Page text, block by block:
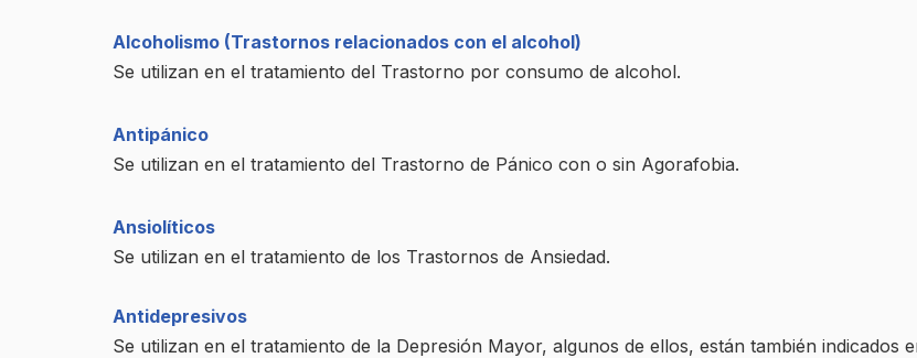
Alcoholismo (Trastornos relacionados con el alcohol)
Se utilizan en el tratamiento del Trastorno por consumo de alcohol.
Antipánico
Se utilizan en el tratamiento del Trastorno de Pánico con o sin Agorafobia.
Ansiolíticos
Se utilizan en el tratamiento de los Trastornos de Ansiedad.
Antidepresivos
Se utilizan en el tratamiento de la Depresión Mayor, algunos de ellos, están también indicados